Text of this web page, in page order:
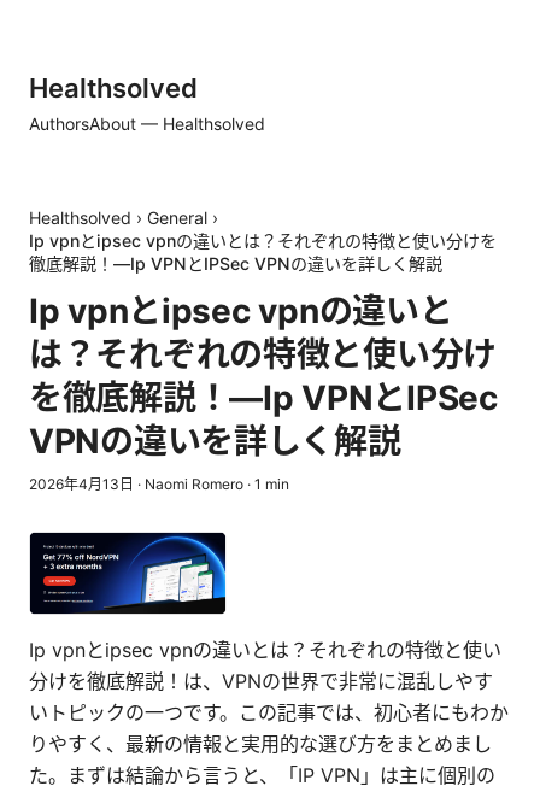
Healthsolved
AuthorsAbout — Healthsolved
Healthsolved › General ›
Ip vpnとipsec vpnの違いとは？それぞれの特徴と使い分けを
徹底解説！—Ip VPNとIPSec VPNの違いを詳しく解説
Ip vpnとipsec vpnの違いと
は？それぞれの特徴と使い分け
を徹底解説！—Ip VPNとIPSec
VPNの違いを詳しく解説
2026年4月13日 · Naomi Romero · 1 min
Ip vpnとipsec vpnの違いとは？それぞれの特徴と使い
分けを徹底解説！は、VPNの世界で非常に混乱しやす
いトピックの一つです。この記事では、初心者にもわか
りやすく、最新の情報と実用的な選び方をまとめまし
た。まずは結論から言うと、「IP VPN」は主に個別の